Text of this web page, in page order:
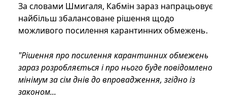
За словами Шмигаля, Кабмін зараз напрацьовує
найбільш збалансоване рішення щодо
можливого посилення карантинних обмежень.
"Рішення про посилення карантинних обмежень
зараз розробляється і про нього буде повідомлено
мінімум за сім днів до впровадження, згідно із
законом...